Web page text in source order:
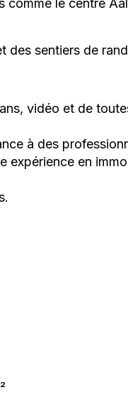
le centre
sentiers de
vidéo et de
à des
expérience en